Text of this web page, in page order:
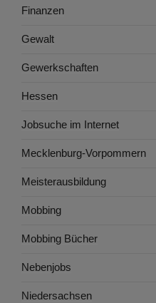
Finanzen
Gewalt
Gewerkschaften
Hessen
Jobsuche im Internet
Mecklenburg-Vorpommern
Meisterausbildung
Mobbing
Mobbing Bücher
Nebenjobs
Niedersachsen